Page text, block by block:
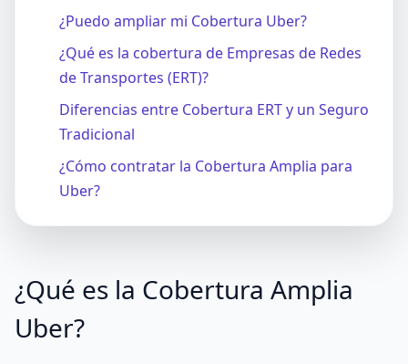
¿Puedo ampliar mi Cobertura Uber?
¿Qué es la cobertura de Empresas de Redes
de Transportes (ERT)?
Diferencias entre Cobertura ERT y un Seguro
Tradicional
¿Cómo contratar la Cobertura Amplia para
Uber?
¿Qué es la Cobertura Amplia
Uber?